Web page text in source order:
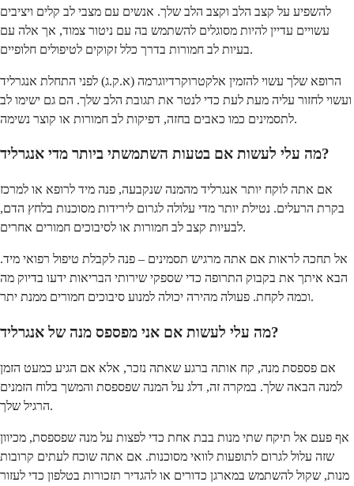
להשפיע על קצב הלב וקצב הלב שלך. אנשים עם מצבי לב קלים ויציבים
עשויים עדיין להיות מסוגלים להשתמש בה עם ניטור צמוד, אך אלה עם
בעיות לב חמורות בדרך כלל זקוקים לטיפולים חלופיים.
הרופא שלך עשוי להזמין אלקטרוקרדיוגרמה (א.ק.ג) לפני התחלת אנגרליד
ועשוי לחזור עליה מעת לעת כדי לנטר את תגובת הלב שלך. הם גם ישימו לב
לתסמינים כמו כאבים בחזה, דפיקות לב חמורות או קוצר נשימה.
מה עלי לעשות אם בטעות השתמשתי ביותר מדי אנגרליד?
אם אתה לוקח יותר אנגרליד מהמנה שנקבעה, פנה מיד לרופא או למרכז
בקרת הרעלים. נטילת יותר מדי עלולה לגרום לירידות מסוכנות בלחץ הדם,
לבעיות קצב לב חמורות או לסיבוכים חמורים אחרים.
אל תחכה לראות אם אתה מרגיש תסמינים – פנה לקבלת טיפול רפואי מיד.
הבא איתך את בקבוק התרופה כדי שספקי שירותי הבריאות ידעו בדיוק מה
וכמה לקחת. פעולה מהירה יכולה למנוע סיבוכים חמורים ממנת יתר.
מה עלי לעשות אם אני מפספס מנה של אנגרליד?
אם פספסת מנה, קח אותה ברגע שאתה נזכר, אלא אם הגיע כמעט הזמן
למנה הבאה שלך. במקרה זה, דלג על המנה שפספסת והמשך בלוח הזמנים
הרגיל שלך.
אף פעם אל תיקח שתי מנות בבת אחת כדי לפצות על מנה שפספסת, מכיוון
שזה עלול לגרום לתופעות לוואי מסוכנות. אם אתה שוכח לעתים קרובות
מנות, שקול להשתמש במארגן כדורים או להגדיר תזכורות בטלפון כדי לעזור